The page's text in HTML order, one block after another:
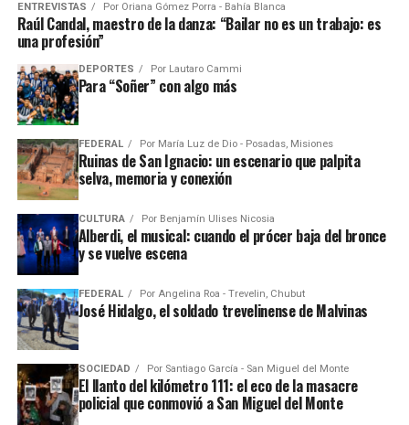
ENTREVISTAS Por Oriana Gómez Porra - Bahía Blanca
Raúl Candal, maestro de la danza: “Bailar no es un trabajo: es
una profesión”
DEPORTES Por Lautaro Cammi
Para “Soñer” con algo más
FEDERAL Por María Luz de Dio - Posadas, Misiones
Ruinas de San Ignacio: un escenario que palpita
selva, memoria y conexión
CULTURA Por Benjamín Ulises Nicosia
Alberdi, el musical: cuando el prócer baja del bronce
y se vuelve escena
FEDERAL Por Angelina Roa - Trevelin, Chubut
José Hidalgo, el soldado trevelinense de Malvinas
SOCIEDAD Por Santiago García - San Miguel del Monte
El llanto del kilómetro 111: el eco de la masacre
policial que conmovió a San Miguel del Monte